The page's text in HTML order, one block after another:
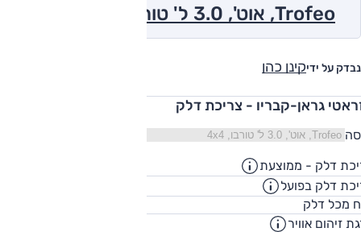
נבדק על ידיקינן כהן
Trofeo, אוט', 3.0 ל' טורבו, 4x4 2025
גראן-קבריו - צריכת דלק
דלק - ממוצעת
דלק בפועל
מכל דלק
זיהום אוויר